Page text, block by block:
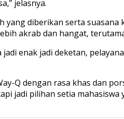
jelasnya.
yang diberikan serta
akrab dan hangat,
jadi enak jadi deketan,
Q dengan rasa khas dan
jadi pilihan setia